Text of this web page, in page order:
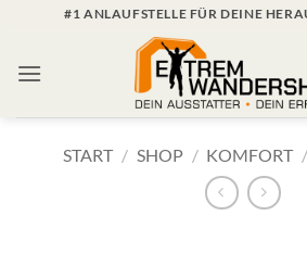
#1 ANLAUFSTELLE FÜR DEINE
START / SHOP / KOMFORT /